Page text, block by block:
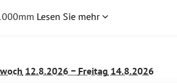
Lesen Sie mehr
12.8.2026 − Freitag 14.8.2026